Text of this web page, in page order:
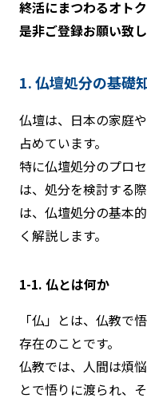
終活にまつわるオト
是非ご登録お願い致し
1. 仏壇処分の基礎
仏壇は、日本の家庭
占めています。
特に仏壇処分のプロ
は、処分を検討する
は、仏壇処分の基本
く解説します。
1-1. 仏とは何か
「仏」とは、仏教で
存在のことです。
仏教では、人間は煩
とで悟りに渡られ、